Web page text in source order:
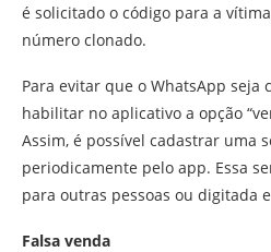
é solicitado o código para a
número clonado.
Para evitar que o WhatsApp seja
habilitar no aplicativo a opção
Assim, é possível cadastrar uma
periodicamente pelo app. Essa
para outras pessoas ou digitada
Falsa venda